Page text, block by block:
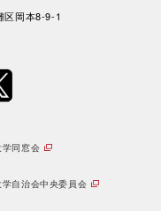
区岡本8-9-1
学同窓会
学自治会中央委員会